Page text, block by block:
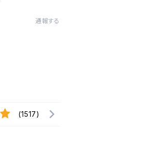
通報する
(1517)